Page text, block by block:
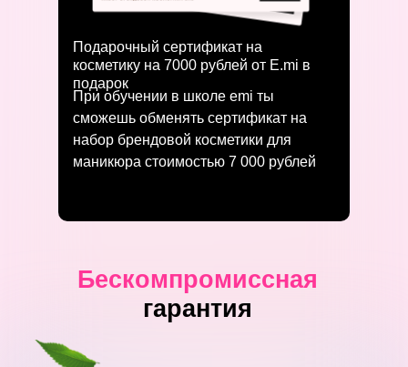
При обучении в школе emi ты
сможешь обменять сертификат на
набор брендовой косметики для
маникюра стоимостью 7 000 рублей
Подарочный сертификат на
косметику на 7000 рублей от E.mi в
подарок
Бескомпромиссная
гарантия